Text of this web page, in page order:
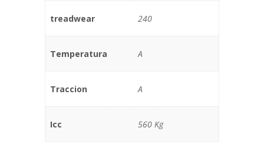
treadwear 240
Temperatura A
Traccion A
Icc 560 Kg